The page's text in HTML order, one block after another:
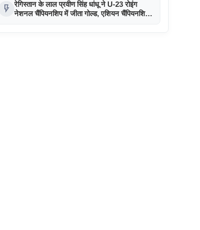
flash_on रेगिस्तान के लाल प्रवीण सिंह धांधू ने U-23 रोइंग
नेशनल चैंपियनशिप में जीता गोल्ड, एशियन चैंपियनशिप